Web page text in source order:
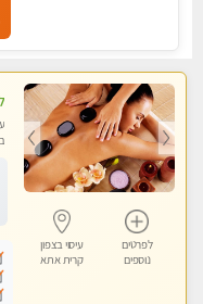
לפרטים
נוספים
עיסוי בצפון
קרית אתא